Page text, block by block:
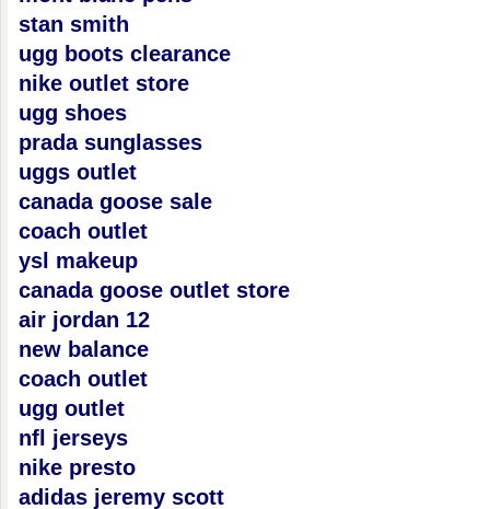
stan smith
ugg boots clearance
nike outlet store
ugg shoes
prada sunglasses
uggs outlet
canada goose sale
coach outlet
ysl makeup
canada goose outlet store
air jordan 12
new balance
coach outlet
ugg outlet
nfl jerseys
nike presto
adidas jeremy scott